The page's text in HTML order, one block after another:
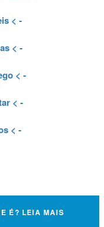
< -
< -
< -
< -
< -
É? LEIA MAIS